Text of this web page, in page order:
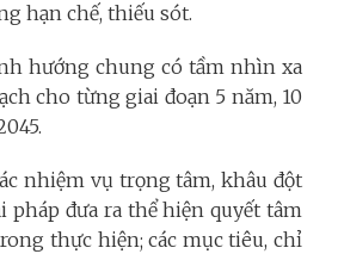
hạn chế, thiếu sót.
hướng chung có tầm nhìn xa
cho từng giai đoạn 5 năm, 10
nhiệm vụ trọng tâm, khâu đột
pháp đưa ra thể hiện quyết tâm
thực hiện; các mục tiêu, chỉ